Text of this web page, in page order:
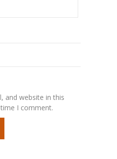
and website in this
I comment.